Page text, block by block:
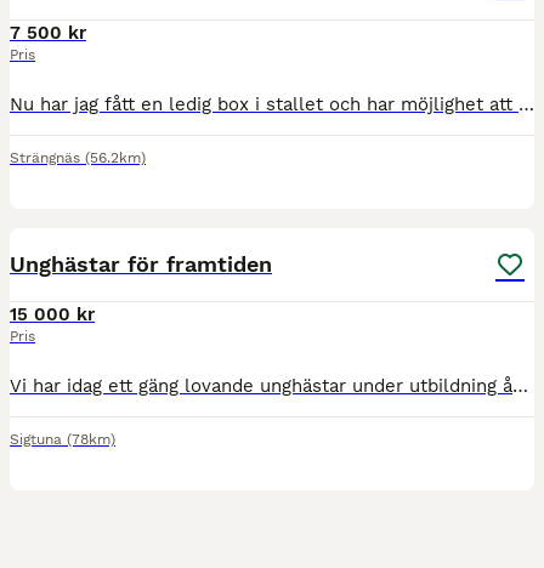
7 500 kr
Pris
Nu har jag fått en ledig box i stallet och har möjlighet att ta emot häst eller ponny för inridning eller vidareutbildning. Vi står på en fullutrustad anläggning med samtliga faciliteter som ridhus, s
Strängnäs (56.2km)
Unghästar för framtiden
15 000 kr
Pris
Vi har idag ett gäng lovande unghästar under utbildning åt kunder, ett par samägda och även några egenägda. Vi tar gärna emot flera hästar i åldern 4-6 år för utbildning, tävling och försäljning. Foku
Sigtuna (78km)